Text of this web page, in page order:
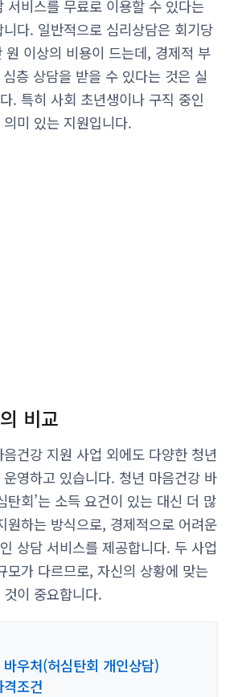
서비스를 무료로 이용할 수 있다는
다. 일반적으로 심리상담은 회기당
이상의 비용이 드는데, 경제적 부
층 상담을 받을 수 있다는 것은 실
. 특히 사회 초년생이나 구직 중인
미 있는 지원입니다.
비교
건강 지원 사업 외에도 다양한 청년
영하고 있습니다. 청년 마음건강 바
탄회’는 소득 요건이 있는 대신 더 많
원하는 방식으로, 경제적으로 어려운
상담 서비스를 제공합니다. 두 사업
모가 다르므로, 자신의 상황에 맞는
이 중요합니다.
우처(허심탄회 개인상담)
조건